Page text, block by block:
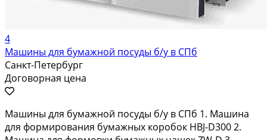
4
Машины для бумажной посуды б/у в СПб
Санкт-Петербург
Договорная цена
Машины для бумажной посуды б/у в СПб 1. Машина
для формирования бумажных коробок HBJ-D300 2.